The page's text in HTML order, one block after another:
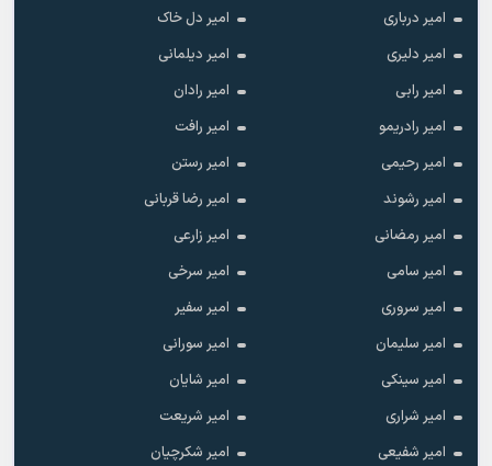
امیر درباری
امیر دل خاک
امیر دلیری
امیر دیلمانی
امیر رابی
امیر رادان
امیر رادریمو
امیر رافت
امیر رحیمی
امیر رستن
امیر رشوند
امیر رضا قربانی
امیر رمضانی
امیر زارعی
امیر سامی
امیر سرخی
امیر سروری
امیر سفیر
امیر سلیمان
امیر سورانی
امیر سینکی
امیر شایان
امیر شراری
امیر شریعت
امیر شفیعی
امیر شکرچیان